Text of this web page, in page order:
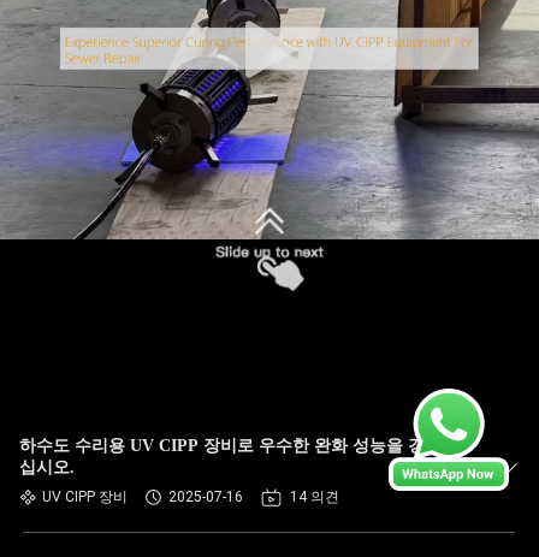
제출
하수도 수리용 UV CIPP 장비로 우수한 완화 성능을 경험하
십시오.
UV CIPP 장비 2025-07-16 14 의견